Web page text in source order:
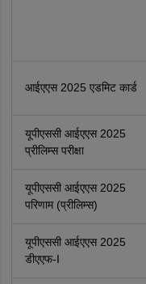
आईएएस 2025 एडमिट कार्ड
यूपीएससी आईएएस 2025
प्रीलिम्स परीक्षा
यूपीएससी आईएएस 2025
परिणाम (प्रीलिम्स)
यूपीएससी आईएएस 2025
डीएएफ-I